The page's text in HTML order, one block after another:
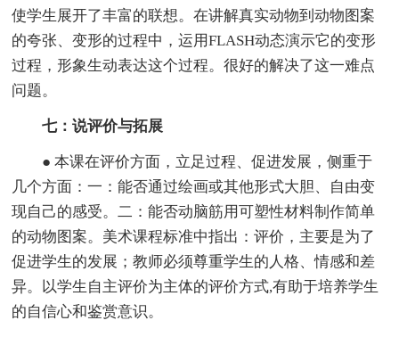
使学生展开了丰富的联想。在讲解真实动物到动物图案
的夸张、变形的过程中，运用FLASH动态演示它的变形
过程，形象生动表达这个过程。很好的解决了这一难点
问题。
七：说评价与拓展
● 本课在评价方面，立足过程、促进发展，侧重于
几个方面：一：能否通过绘画或其他形式大胆、自由变
现自己的感受。二：能否动脑筋用可塑性材料制作简单
的动物图案。美术课程标准中指出：评价，主要是为了
促进学生的发展；教师必须尊重学生的人格、情感和差
异。以学生自主评价为主体的评价方式,有助于培养学生
的自信心和鉴赏意识。